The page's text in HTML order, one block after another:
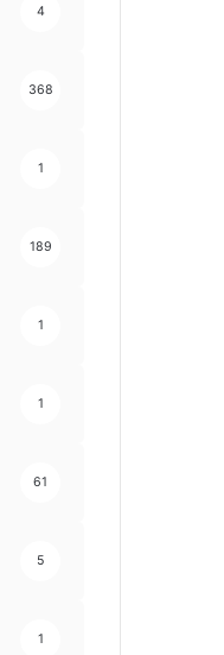
4
368
1
189
1
1
61
5
1